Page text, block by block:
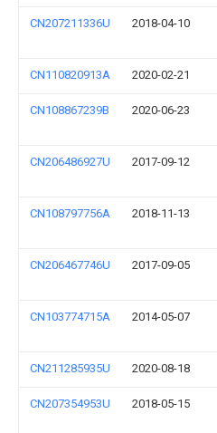
CN207211336U 2018-04-10
CN110820913A 2020-02-21
CN108867239B 2020-06-23
CN206486927U 2017-09-12
CN108797756A 2018-11-13
CN206467746U 2017-09-05
CN103774715A 2014-05-07
CN211285935U 2020-08-18
CN207354953U 2018-05-15